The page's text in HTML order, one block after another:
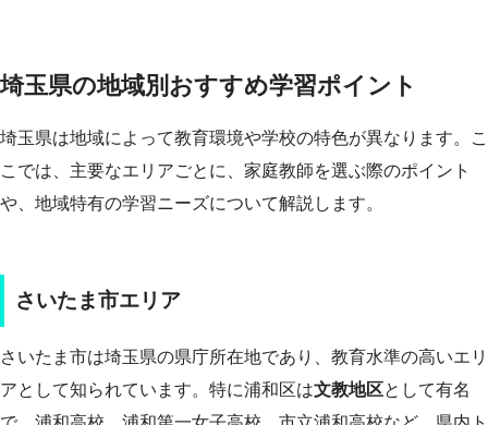
埼玉県の地域別おすすめ学習ポイント
埼玉県は地域によって教育環境や学校の特色が異なります。こ
こでは、主要なエリアごとに、家庭教師を選ぶ際のポイント
や、地域特有の学習ニーズについて解説します。
さいたま市エリア
さいたま市は埼玉県の県庁所在地であり、教育水準の高いエリ
アとして知られています。特に浦和区は文教地区として有名